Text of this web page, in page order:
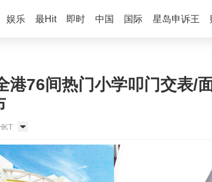
娱乐 最Hit 即时 中国 国际 星岛申诉王
港76间热门小学叩门交表/